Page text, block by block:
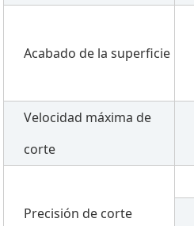
Acabado de la superficie
Velocidad máxima de
corte
Precisión de corte